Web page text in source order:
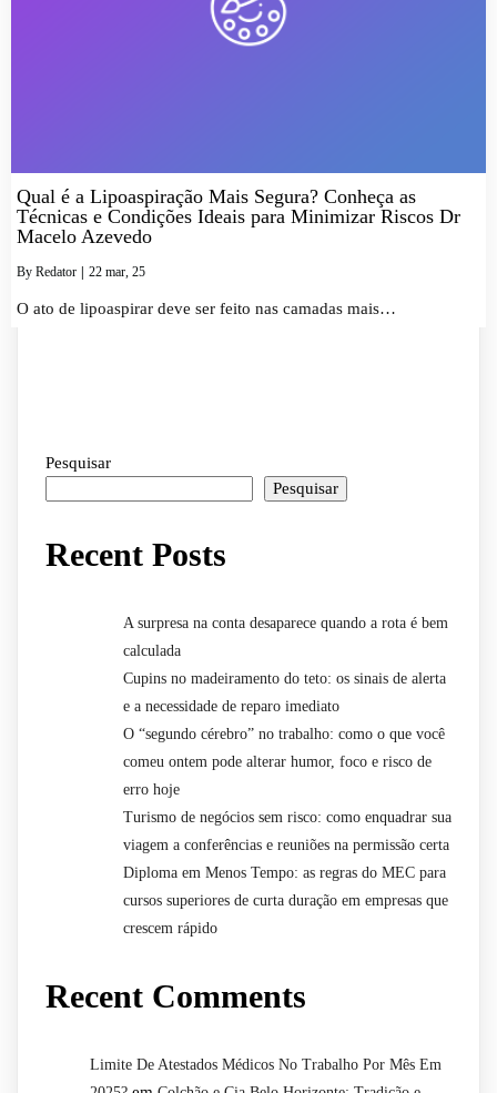
Qual é a Lipoaspiração Mais Segura? Conheça as
Técnicas e Condições Ideais para Minimizar Riscos Dr
Macelo Azevedo
By Redator | 22 mar , 25
O ato de lipoaspirar deve ser feito nas camadas mais…
Pesquisar
Pesquisar
Recent Posts
A surpresa na conta desaparece quando a rota é bem
calculada
Cupins no madeiramento do teto: os sinais de alerta
e a necessidade de reparo imediato
O “segundo cérebro” no trabalho: como o que você
comeu ontem pode alterar humor, foco e risco de
erro hoje
Turismo de negócios sem risco: como enquadrar sua
viagem a conferências e reuniões na permissão certa
Diploma em Menos Tempo: as regras do MEC para
cursos superiores de curta duração em empresas que
crescem rápido
Recent Comments
Limite De Atestados Médicos No Trabalho Por Mês Em